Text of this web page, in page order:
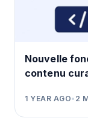
Nouvelle
contenu
1 YEAR AGO• 2